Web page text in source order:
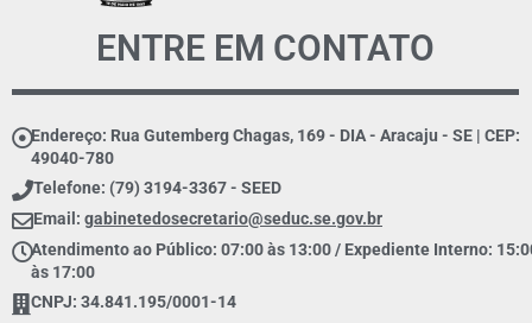
ENTRE EM CONTATO
Endereço: Rua Gutemberg Chagas, 169 - DIA - Aracaju - SE | CEP:
49040-780
Telefone: (79) 3194-3367 - SEED
Email: gabinetedosecretario@seduc.se.gov.br
Atendimento ao Público: 07:00 às 13:00 / Expediente Interno:
às 17:00
CNPJ: 34.841.195/0001-14